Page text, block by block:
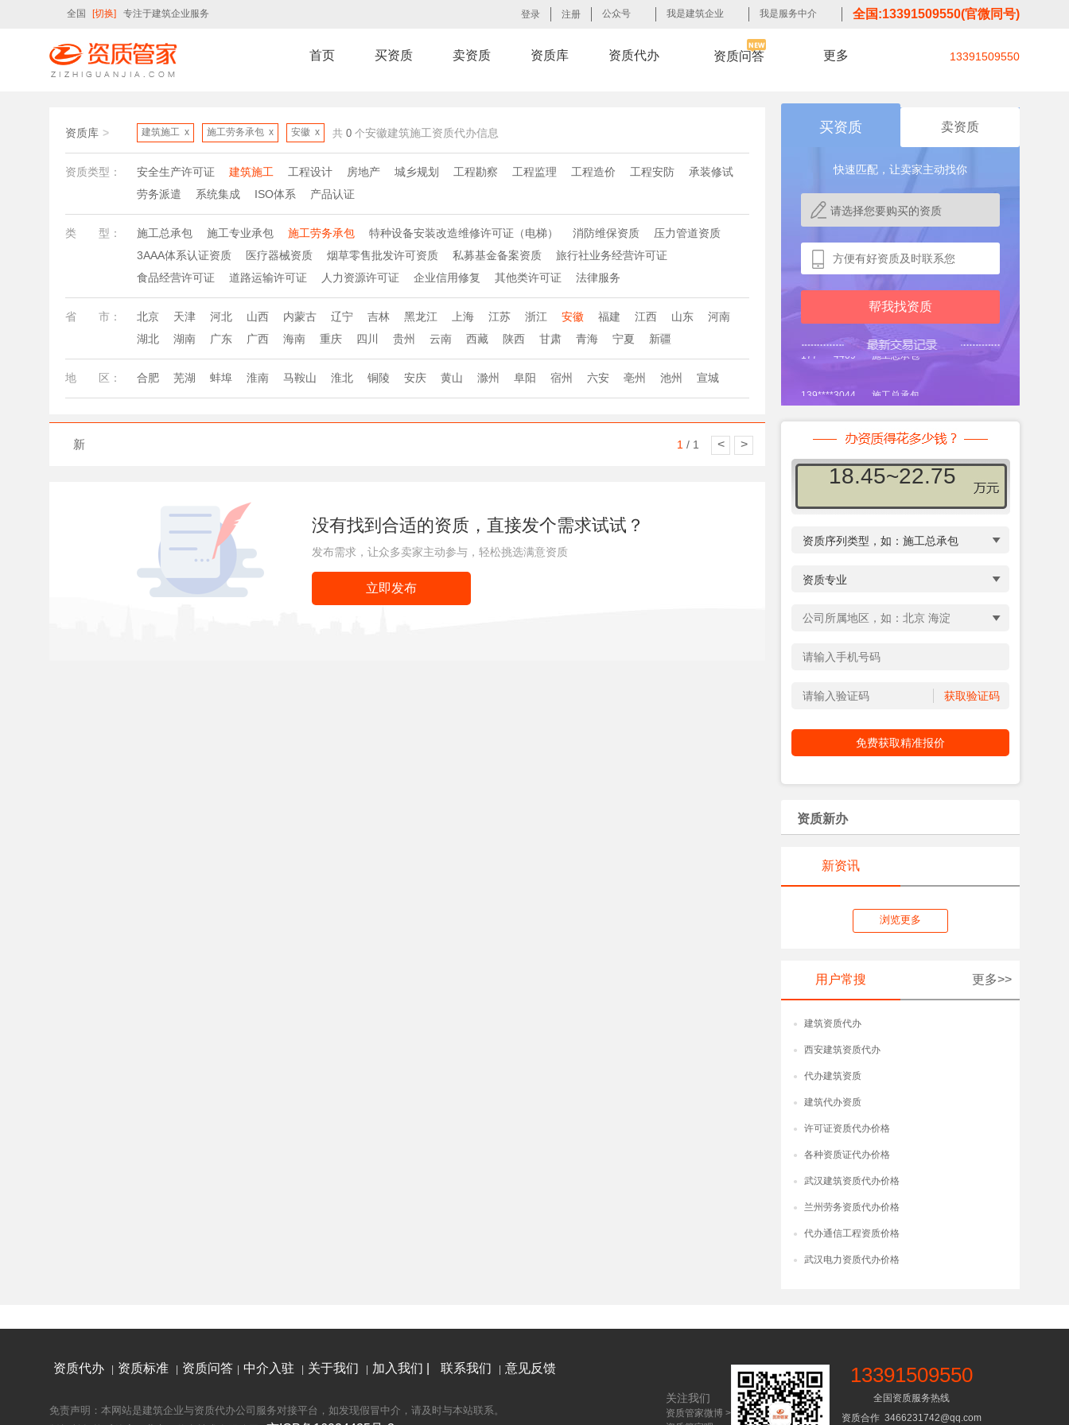
全国 [切换] 专注于建筑企业服务 登录 注册 公众号 我是建筑企业 我是服务中介 全国:13391509550(官微同号)
首页 买资质 卖资质 资质库 资质代办 资质问答 更多 13391509550
资质库 > 建筑施工 x 施工劳务承包 x 安徽 x 共 0 个安徽建筑施工资质代办信息
资质类型： 安全生产许可证 建筑施工 工程设计 房地产 城乡规划 工程勘察 工程监理 工程造价 工程安防
承装修试
劳务派遣
系统集成 ISO体系 产品认证
类 型： 施工总承包 施工专业承包 施工劳务承包 特种设备安装改造维修许可证（电梯） 消防维保资质
压力管道资质
3AAA体系认证资质
医疗器械资质 烟草零售批发许可资质 私募基金备案资质
旅行社业务经营许可证
食品经营许可证
道路运输许可证 人力资源许可证 企业信用修复 其他类许可证 法律服务
省 市： 北京 天津 河北 山西 内蒙古 辽宁 吉林 黑龙江 上海 江苏 浙江 安徽 福建 江西 山东
河南
湖北
湖南 广东 广西 海南 重庆 四川 贵州 云南 西藏 陕西 甘肃 青海 宁夏 新疆
地 区： 合肥 芜湖 蚌埠 淮南 马鞍山 淮北 铜陵 安庆 黄山 滁州 阜阳 宿州 六安 亳州 池州 宣城
新 1 / 1 < >
没有找到合适的资质，直接发个需求试试？
发布需求，让众多卖家主动参与，轻松挑选满意资质
立即发布
买资质 卖资质
快速匹配，让卖家主动找你
177****4409 施工总承包
188****7890 安全生产许可证
187****0957 施工劳务承包
10.70~14.20
18.45~22.75
12.35~16.25
22.45~26.95
19.70~24.40
18.45~22.75
12.35~16.25
10.70~14.20
资质新办
新资讯
浏览更多
用户常搜 更多>>
● 建筑资质代办
● 西安建筑资质代办
● 代办建筑资质
● 建筑代办资质
● 许可证资质代办价格
● 各种资质证代办价格
● 武汉建筑资质代办价格
● 兰州劳务资质代办价格
● 代办通信工程资质价格
● 武汉电力资质代办价格
资质代办 资质标准 资质问答 中介入驻 关于我们 加入我们 | 联系我们 意见反馈
免责声明：本网站是建筑企业与资质代办公司服务对接平台，如发现假冒中介，请及时与本站联系。
关注我们
资质管家微博 >
13391509550
全国资质服务热线
资质合作 3466231742@qq.com